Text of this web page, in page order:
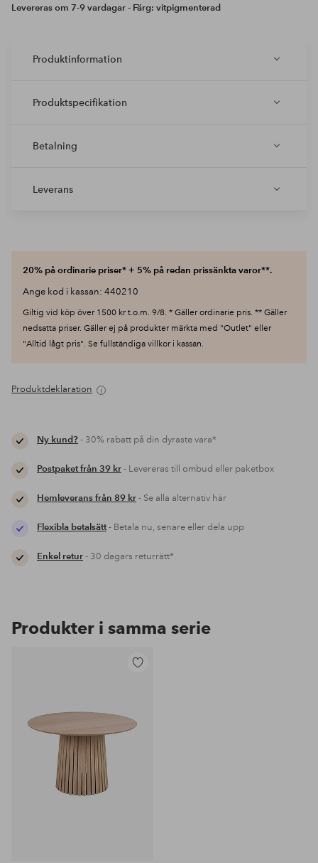
Levereras om 7-9 vardagar - Färg: vitpigmenterad
Produktinformation
Produktspecifikation
Betalning
Leverans
20% på ordinarie priser* + 5% på redan prissänkta varor**.
Ange kod i kassan: 440210
Giltig vid köp över 1500 kr t.o.m. 9/8. * Gäller ordinarie pris. ** Gäller
nedsatta priser. Gäller ej på produkter märkta med "Outlet" eller
"Alltid lågt pris". Se fullständiga villkor i kassan.
Produktdeklaration
Ny kund?- 30% rabatt på din dyraste vara*
Postpaket från 39 kr- Levereras till ombud eller paketbox
Hemleverans från 89 kr- Se alla alternativ här
Flexibla betalsätt- Betala nu, senare eller dela upp
Enkel retur- 30 dagars returrätt*
Produkter i samma serie